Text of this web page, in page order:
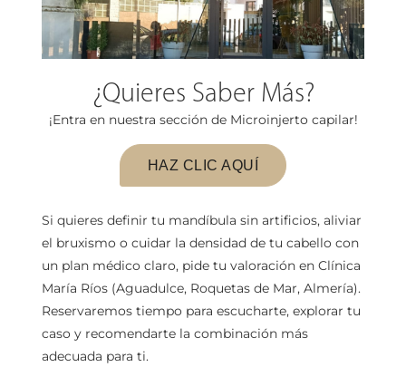
¿Quieres Saber Más?
¡Entra en nuestra sección de Microinjerto capilar!
HAZ CLIC AQUÍ
Si quieres definir tu mandíbula sin artificios, aliviar
el bruxismo o cuidar la densidad de tu cabello con
un plan médico claro, pide tu valoración en Clínica
María Ríos (Aguadulce, Roquetas de Mar, Almería).
Reservaremos tiempo para escucharte, explorar tu
caso y recomendarte la combinación más
adecuada para ti.